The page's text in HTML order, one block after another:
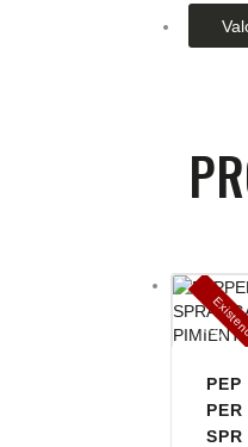
e
a
s
PEP
PER
SPR